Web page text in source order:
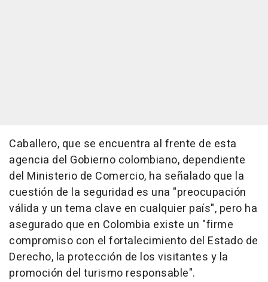
Caballero, que se encuentra al frente de esta
agencia del Gobierno colombiano, dependiente
del Ministerio de Comercio, ha señalado que la
cuestión de la seguridad es una "preocupación
válida y un tema clave en cualquier país", pero ha
asegurado que en Colombia existe un "firme
compromiso con el fortalecimiento del Estado de
Derecho, la protección de los visitantes y la
promoción del turismo responsable".